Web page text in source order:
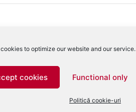
cookies to optimize our website and our service.
cookies Functional only
Politică cookie-uri
comentariilor tale